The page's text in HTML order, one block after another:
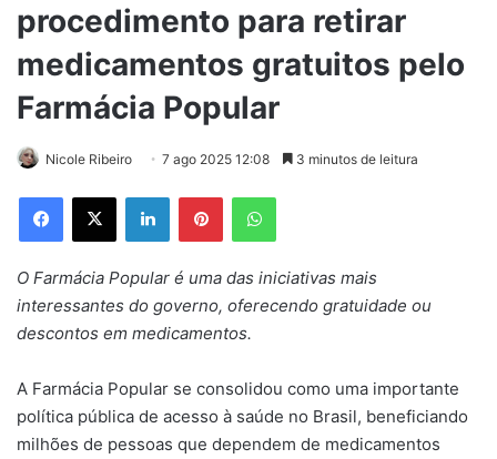
procedimento para retirar
medicamentos gratuitos pelo
Farmácia Popular
Nicole Ribeiro 7 ago 2025 12:08 3 minutos de leitura
Facebook
X LinkedinPinterestWhatsApp
O Farmácia Popular é uma das iniciativas mais
interessantes do governo, oferecendo gratuidade ou
descontos em medicamentos.
A Farmácia Popular se consolidou como uma importante
política pública de acesso à saúde no Brasil, beneficiando
milhões de pessoas que dependem de medicamentos